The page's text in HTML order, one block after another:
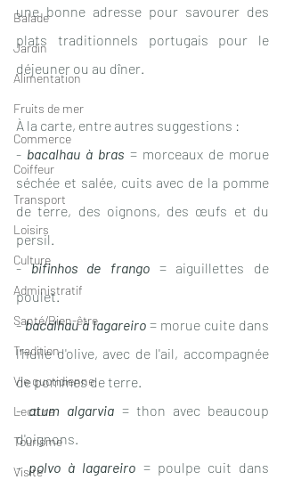
Balade
Jardin
Alimentation
Fruits de mer
Commerce
Coiffeur
Transport
Loisirs
Culture
Administratif
Santé/Bien-être
Tradition
Vie quotidienne
Lecture
Tourisme
Visite
une bonne adresse pour savourer des
plats traditionnels portugais pour le
déjeuner ou au dîner.
À la carte, entre autres suggestions :
- bacalhau à bras = morceaux de morue
séchée et salée, cuits avec de la pomme
de terre, des oignons, des œufs et du
persil.
- bifinhos de frango = aiguillettes de
poulet.
- bacalhau à lagareiro = morue cuite dans
l'huile d'olive, avec de l'ail, accompagnée
de pommes de terre.
- atum algarvia = thon avec beaucoup
d'oignons.
- polvo à lagareiro = poulpe cuit dans